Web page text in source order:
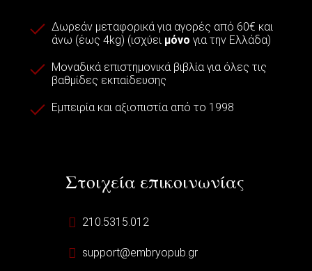
Δωρεάν μεταφορικά για αγορές από 60€ και
άνω (έως 4kg) (ισχύει μόνο για την Ελλάδα)
Μοναδικά επιστημονικά βιβλία για όλες τις
βαθμίδες εκπαίδευσης
Εμπειρία και αξιοπιστία από το 1998
Στοιχεία επικοινωνίας
210.5315.012
support@embryopub.gr